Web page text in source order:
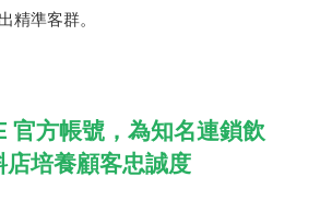
精準客群。
官方帳號，為知名連鎖飲
店培養顧客忠誠度